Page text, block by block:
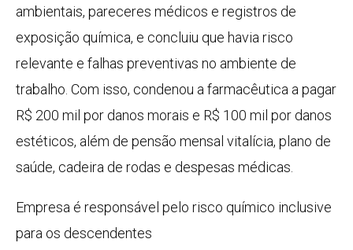
ambientais, pareceres médicos e registros de
exposição química, e concluiu que havia risco
relevante e falhas preventivas no ambiente de
trabalho. Com isso, condenou a farmacêutica a pagar
R$ 200 mil por danos morais e R$ 100 mil por danos
estéticos, além de pensão mensal vitalícia, plano de
saúde, cadeira de rodas e despesas médicas.
Empresa é responsável pelo risco químico inclusive
para os descendentes